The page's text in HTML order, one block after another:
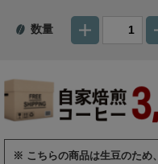
数量
※ こちらの商品は生豆のため、